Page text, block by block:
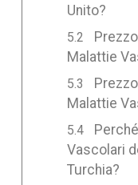
Unito?
Malattie
Malattie
Vascolari
Turchia?